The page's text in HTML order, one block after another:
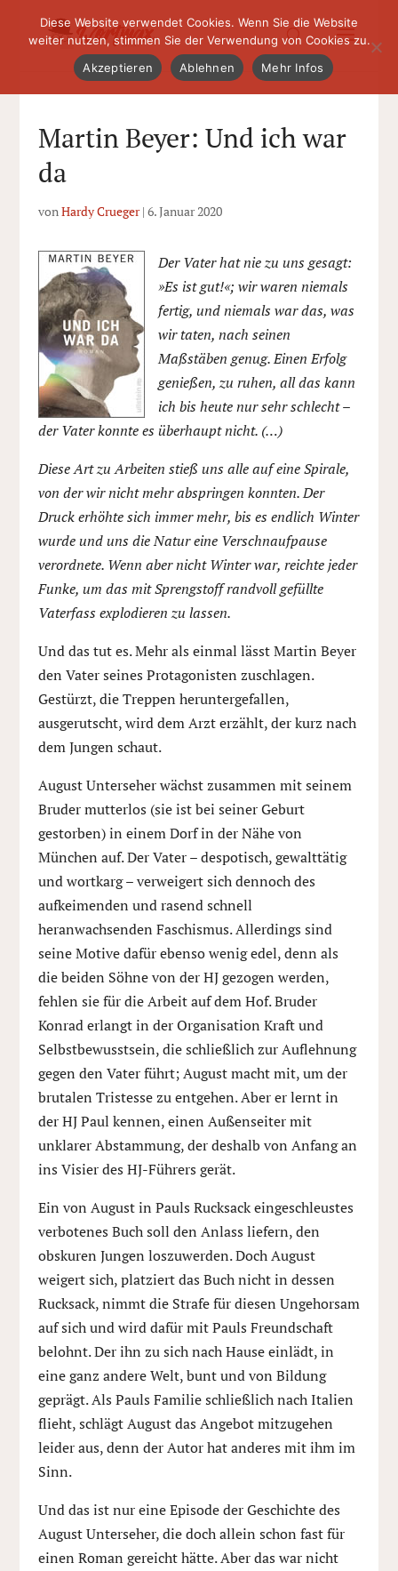
Martin Beyer: Und ich war
da
vonHardy Crueger| 6. Januar 2020
Der Vater hat nie zu uns gesagt:
»Es ist gut!«; wir waren niemals
fertig, und niemals war das, was
wir taten, nach seinen
Maßstäben genug. Einen Erfolg
genießen, zu ruhen, all das kann
ich bis heute nur sehr schlecht –
der Vater konnte es überhaupt nicht. (…)
Diese Art zu Arbeiten stieß uns alle auf eine Spirale,
von der wir nicht mehr abspringen konnten. Der
Druck erhöhte sich immer mehr, bis es endlich Winter
wurde und uns die Natur eine Verschnaufpause
verordnete. Wenn aber nicht Winter war, reichte jeder
Funke, um das mit Sprengstoff randvoll gefüllte
Vaterfass explodieren zu lassen.
Und das tut es. Mehr als einmal lässt Martin Beyer
den Vater seines Protagonisten zuschlagen.
Gestürzt, die Treppen heruntergefallen,
ausgerutscht, wird dem Arzt erzählt, der kurz nach
dem Jungen schaut.
August Unterseher wächst zusammen mit seinem
Bruder mutterlos (sie ist bei seiner Geburt
gestorben) in einem Dorf in der Nähe von
München auf. Der Vater – despotisch, gewalttätig
und wortkarg – verweigert sich dennoch des
aufkeimenden und rasend schnell
heranwachsenden Faschismus. Allerdings sind
seine Motive dafür ebenso wenig edel, denn als
die beiden Söhne von der HJ gezogen werden,
fehlen sie für die Arbeit auf dem Hof. Bruder
Konrad erlangt in der Organisation Kraft und
Selbstbewusstsein, die schließlich zur Auflehnung
gegen den Vater führt; August macht mit, um der
brutalen Tristesse zu entgehen. Aber er lernt in
der HJ Paul kennen, einen Außenseiter mit
unklarer Abstammung, der deshalb von Anfang an
ins Visier des HJ-Führers gerät.
Ein von August in Pauls Rucksack eingeschleustes
verbotenes Buch soll den Anlass liefern, den
obskuren Jungen loszuwerden. Doch August
weigert sich, platziert das Buch nicht in dessen
Rucksack, nimmt die Strafe für diesen Ungehorsam
auf sich und wird dafür mit Pauls Freundschaft
belohnt. Der ihn zu sich nach Hause einlädt, in
eine ganz andere Welt, bunt und von Bildung
geprägt. Als Pauls Familie schließlich nach Italien
flieht, schlägt August das Angebot mitzugehen
leider aus, denn der Autor hat anderes mit ihm im
Sinn.
Und das ist nur eine Episode der Geschichte des
August Unterseher, die doch allein schon fast für
einen Roman gereicht hätte. Aber das war nicht
Diese Website verwendet Cookies. Wenn Sie die Website
weiter nutzen, stimmen Sie der Verwendung von Cookies zu.
Akzeptieren
Ablehnen Mehr Infos